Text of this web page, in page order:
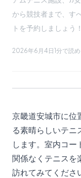
から競技者まで、す
トを予約しましょう！
2026年6月4日1分で読
京畿道安城市に位
る素晴らしいテニ
します。室内コー
関係なくテニスを
訪れてみてくださ